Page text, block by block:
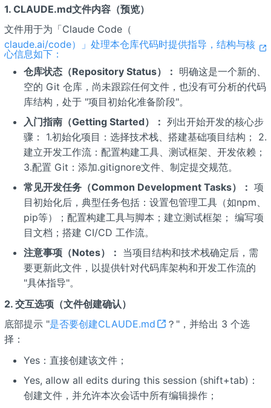
1. CLAUDE.md文件内容（预览）
文件用于为「Claude Code（
claude.ai/code）」处理本仓库代码时提供指导，结构与核
心信息如下：
仓库状态（Repository Status）： 明确这是一个新的、
空的 Git 仓库，尚未跟踪任何文件，也没有可分析的代码
库结构，处于 "项目初始化准备阶段"。
入门指南（Getting Started）： 列出开始开发的核心步
骤： 1.初始化项目：选择技术栈、搭建基础项目结构； 2.
建立开发工作流：配置构建工具、测试框架、开发依赖；
3.配置 Git：添加.gitignore文件、制定提交规范。
常见开发任务（Common Development Tasks）： 项
目初始化后，典型任务包括：设置包管理工具（如npm、
pip等）；配置构建工具与脚本；建立测试框架； 编写项
目文档；搭建 CI/CD 工作流。
注意事项（Notes）： 当项目结构和技术栈确定后，需
要更新此文件，以提供针对代码库架构和开发工作流的
"具体指导"。
2. 交互选项（文件创建确认）
底部提示 "是否要创建CLAUDE.md
？"，并给出 3 个选
择：
Yes：直接创建该文件；
Yes, allow all edits during this session (shift+tab)：
创建文件，并允许本次会话中所有编辑操作；